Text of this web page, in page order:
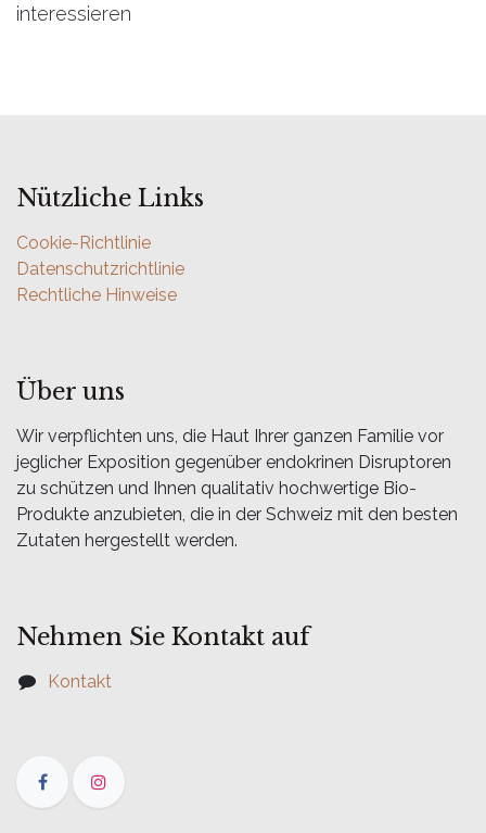
interessieren
Nützliche Links
Cookie-Richtlinie
Datenschutzrichtlinie
Rechtliche Hinweise
Über uns
Wir verpflichten uns, die Haut Ihrer ganzen Familie vor
jeglicher Exposition gegenüber endokrinen Disruptoren
zu schützen und Ihnen qualitativ hochwertige Bio-
Produkte anzubieten, die in der Schweiz mit den besten
Zutaten hergestellt werden.
Nehmen Sie Kontakt auf
Kontakt